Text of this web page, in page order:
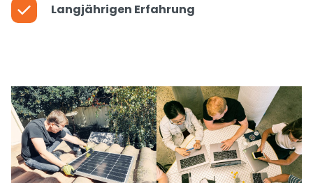
Langjährigen Erfahrung